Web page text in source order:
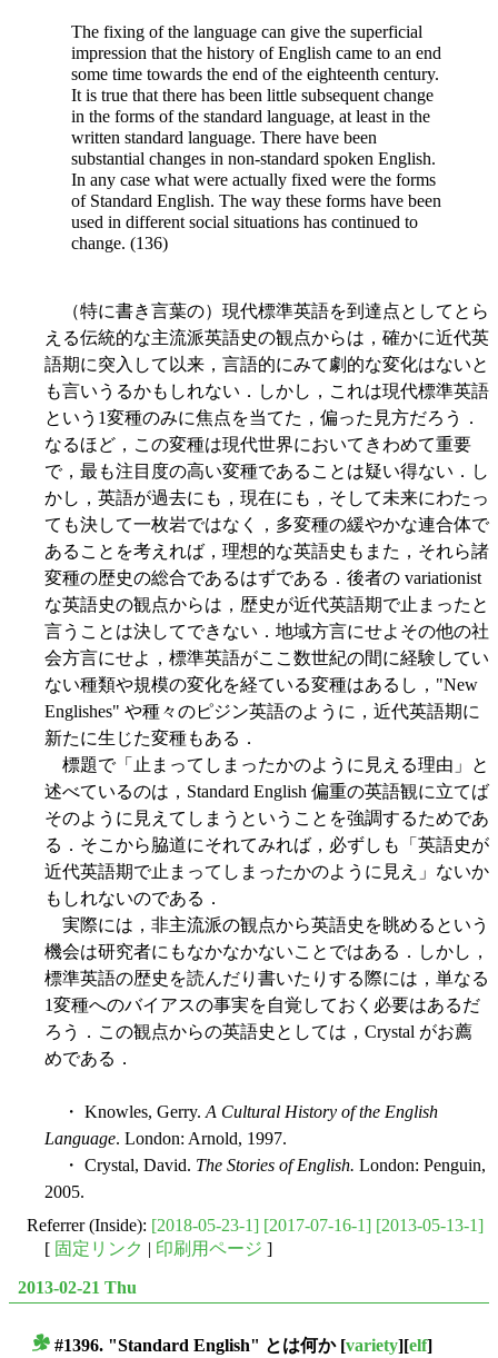
The fixing of the language can give the superficial
impression that the history of English came to an end
some time towards the end of the eighteenth century.
It is true that there has been little subsequent change
in the forms of the standard language, at least in the
written standard language. There have been
substantial changes in non-standard spoken English.
In any case what were actually fixed were the forms
of Standard English. The way these forms have been
used in different social situations has continued to
change. (136)
（特に書き言葉の）現代標準英語を到達点としてとら
える伝統的な主流派英語史の観点からは，確かに近代英
語期に突入して以来，言語的にみて劇的な変化はないと
も言いうるかもしれない．しかし，これは現代標準英語
という1変種のみに焦点を当てた，偏った見方だろう．
なるほど，この変種は現代世界においてきわめて重要
で，最も注目度の高い変種であることは疑い得ない．し
かし，英語が過去にも，現在にも，そして未来にわたっ
ても決して一枚岩ではなく，多変種の緩やかな連合体で
あることを考えれば，理想的な英語史もまた，それら諸
変種の歴史の総合であるはずである．後者の variationist
な英語史の観点からは，歴史が近代英語期で止まったと
言うことは決してできない．地域方言にせよその他の社
会方言にせよ，標準英語がここ数世紀の間に経験してい
ない種類や規模の変化を経ている変種はあるし，"New
Englishes" や種々のピジン英語のように，近代英語期に
新たに生じた変種もある．
標題で「止まってしまったかのように見える理由」と
述べているのは，Standard English 偏重の英語観に立てば
そのように見えてしまうということを強調するためであ
る．そこから脇道にそれてみれば，必ずしも「英語史が
近代英語期で止まってしまったかのように見え」ないか
もしれないのである．
実際には，非主流派の観点から英語史を眺めるという
機会は研究者にもなかなかないことではある．しかし，
標準英語の歴史を読んだり書いたりする際には，単なる
1変種へのバイアスの事実を自覚しておく必要はあるだ
ろう．この観点からの英語史としては，Crystal がお薦
めである．
・ Knowles, Gerry.A Cultural History of the English
Language. London: Arnold, 1997.
・ Crystal, David. The Stories of English. London: Penguin,
2005.
Referrer (Inside): [2018-05-23-1] [2017-07-16-1] [2013-05-13-1]
[ 固定リンク 印刷用ページ ]
2013-02-21 Thu
#1396. "Standard English" とは何か[variety][elf]